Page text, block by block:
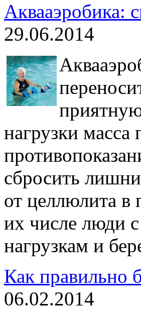
Аквааэробика:
29.06.2014
нагрузки
сбросить
от целлюлита в
их числе люди
нагрузкам и
Как правильно
06.02.2014